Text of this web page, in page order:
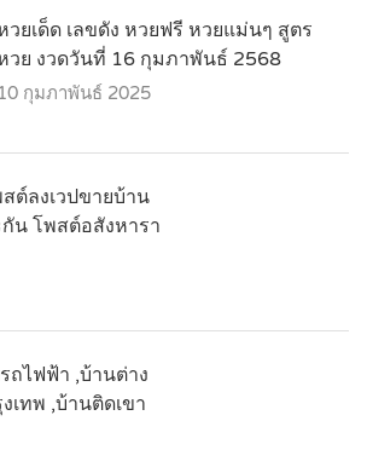
วยเด็ด เลขดัง หวยฟรี หวยแม่นๆ สูตร
วย งวดวันที่ 16 กุมภาพันธ์ 2568
10 กุมภาพันธ์ 2025
ต์ลงเวปขายบ้าน
น โพสต์อสังหารา
ถไฟฟ้า ,บ้านต่าง
เทพ ,บ้านติดเขา